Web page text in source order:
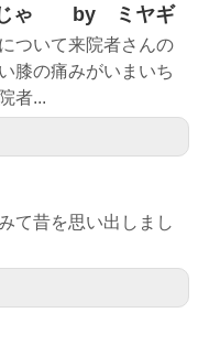
じゃ by ミヤギ
ついて来院者さんの
膝の痛みがいまいち
者...
て昔を思い出しまし